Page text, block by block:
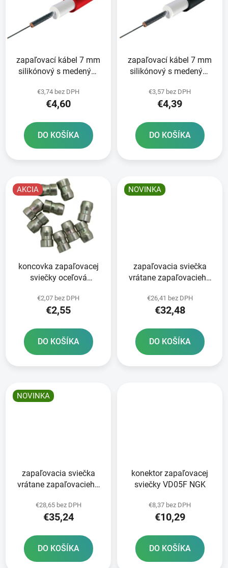
u
p
zapaľovací kábel 7 mm
silikónový s medeným
- CENA JE UVEDENÁ ZA
1 M
€3,74 bez DPH
€4,60
DO KOŠÍKA
zapaľovací kábel 7 mm
silikónový s medeným
CENA JE UVEDENÁ ZA 1
M
€3,57 bez DPH
€4,39
DO KOŠÍKA
AKCIA
koncovka zapaľovacej
sviečky oceľová
10ks BRISK - Česká
republika
€2,07 bez DPH
€2,55
DO KOŠÍKA
NOVINKA
zapaľovacia sviečka
vrátane zapaľovacieho
NGK
€26,41 bez DPH
€32,48
DO KOŠÍKA
NOVINKA
zapaľovacia sviečka
vrátane zapaľovacieho
NGK
€28,65 bez DPH
€35,24
DO KOŠÍKA
konektor zapaľovacej
sviečky VD05F NGK
€8,37 bez DPH
€10,29
DO KOŠÍKA